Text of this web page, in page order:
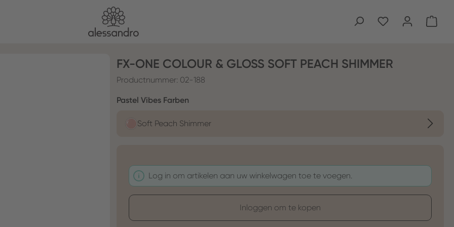
FX-ONE COLOUR & GLOSS SOFT PEACH SHIMMER
Productnummer: 02-188
Selecteer
Pastel Vibes Farben
Soft Peach Shimmer
Log in om artikelen aan uw winkelwagen toe te voegen.
Inloggen om te kopen